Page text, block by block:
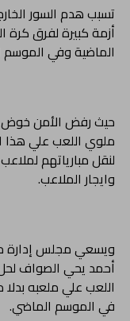
تسبب هدم السور
أزمة كبيرة لفرق كرة
الماضية وفي الموسم
حيث رفض الأمن خوض
ملوي اللعب علي هذا
لنقل مبارياتهم
وايجار الملاعب.
ويسعي مجلس إدارة
أحمد يحي الصواف
اللعب علي ملعبه
في الموسم الماضي.